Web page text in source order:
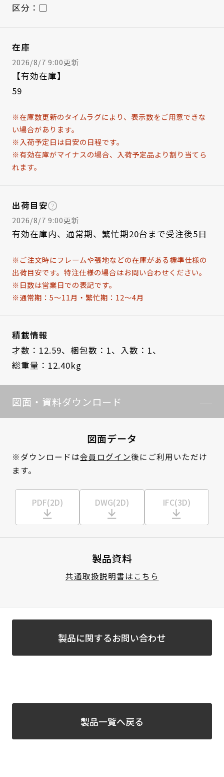
区分：□
在庫
2026/8/7 9:00更新
【有効在庫】
59
※在庫数更新のタイムラグにより、表示数をご用意できな
い場合があります。
※入荷予定日は目安の日程です。
※有効在庫がマイナスの場合、入荷予定品より割り当てら
れます。
出荷目安
2026/8/7 9:00更新
有効在庫内、通常期、繁忙期20台まで受注後5日
※ご注文時にフレームや張地などの在庫がある標準仕様の
出荷目安です。特注仕様の場合はお問い合わせください。
※日数は営業日での表記です。
※通常期：5～11月・繁忙期：12～4月
積載情報
才数：12.59、 梱包数：1、 入数：1、
総重量：12.40kg
図面・資料ダウンロード
図面データ
※ダウンロードは会員ログイン後にご利用いただけ
ます。
PDF(2D) DWG(2D) IFC(3D)
製品資料
共通取扱説明書はこちら
製品に関するお問い合わせ
製品一覧へ戻る